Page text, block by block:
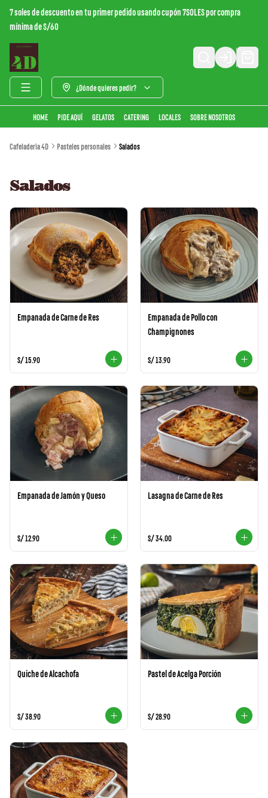
7 soles de descuento en tu primer pedido usando cupón 7SOLES por compra
mínima de S/60
Login
¿Dónde quieres pedir?
HOME PIDE AQUÍ GELATOS CATERING LOCALES SOBRE NOSOTROS
Cafeladeria 4D Pasteles personales Salados
Salados
Empanada de Carne de Res
S/ 15.90
Empanada de Pollo con
Champignones
S/ 13.90
Empanada de Jamón y Queso
S/ 12.90
Lasagna de Carne de Res
S/ 34.00
Quiche de Alcachofa
S/ 38.90
Pastel de Acelga Porción
S/ 28.90